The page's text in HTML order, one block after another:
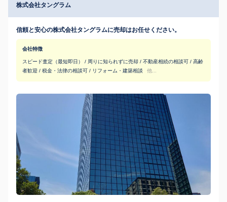
株式会社タングラム
信頼と安心の株式会社タングラムに売却はお任せください。
会社特徴
スピード査定（最短即日） / 周りに知られずに売却 / 不動産相続の相談可 / 高齢
者歓迎 / 税金・法律の相談可 / リフォーム・建築相談
他...